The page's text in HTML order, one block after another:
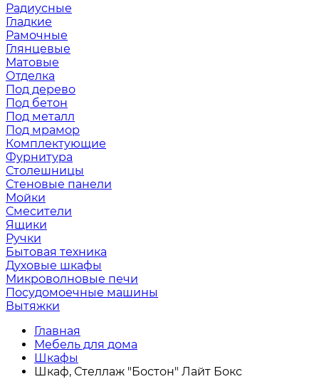
Радиусные
Гладкие
Рамочные
Глянцевые
Матовые
Отделка
Под дерево
Под бетон
Под металл
Под мрамор
Комплектующие
Фурнитура
Столешницы
Стеновые панели
Мойки
Смесители
Ящики
Ручки
Бытовая техника
Духовые шкафы
Микроволновые печи
Посудомоечные машины
Вытяжки
Главная
Мебель для дома
Шкафы
Шкаф, Стеллаж "Бостон" Лайт Бокс